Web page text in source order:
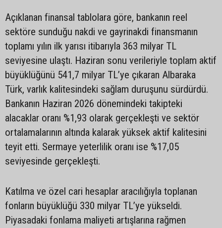
Açıklanan finansal tablolara göre, bankanın reel
sektöre sunduğu nakdi ve gayrinakdi finansmanın
toplamı yılın ilk yarısı itibarıyla 363 milyar TL
seviyesine ulaştı. Haziran sonu verileriyle toplam aktif
büyüklüğünü 541,7 milyar TL’ye çıkaran Albaraka
Türk, varlık kalitesindeki sağlam duruşunu sürdürdü.
Bankanın Haziran 2026 dönemindeki takipteki
alacaklar oranı %1,93 olarak gerçekleşti ve sektör
ortalamalarının altında kalarak yüksek aktif kalitesini
teyit etti. Sermaye yeterlilik oranı ise %17,05
seviyesinde gerçekleşti.
Katılma ve özel cari hesaplar aracılığıyla toplanan
fonların büyüklüğü 330 milyar TL’ye yükseldi.
Piyasadaki fonlama maliyeti artışlarına rağmen